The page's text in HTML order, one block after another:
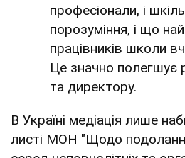
професіонали, і
порозуміння, і що
працівників школи
Це значно полегшує
та директору.
В Україні медіація лише
листі МОН "Щодо